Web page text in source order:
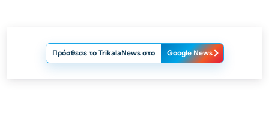
Πρόσθεσε το TrikalaNews στο Google News